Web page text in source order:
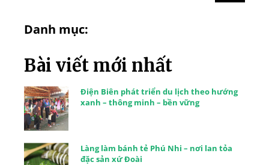
Danh mục:
Bài viết mới nhất
Điện Biên phát triển du lịch theo hướng
xanh – thông minh – bền vững
Làng làm bánh tẻ Phú Nhi – nơi lan tỏa
đặc sản xứ Đoài